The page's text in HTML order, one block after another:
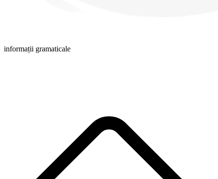
informații gramaticale